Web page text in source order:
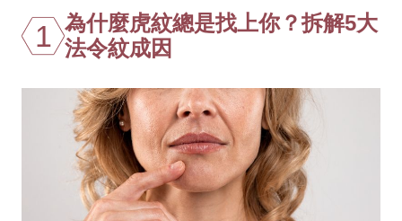
1 為什麼虎紋總是找上你？拆解5大
法令紋成因